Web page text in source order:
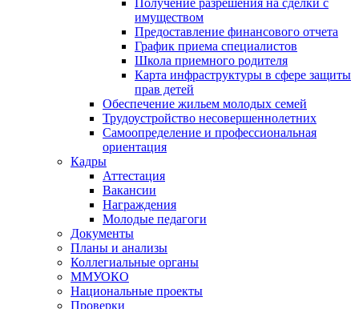
Получение разрешения на сделки с
имуществом
Предоставление финансового отчета
График приема специалистов
Школа приемного родителя
Карта инфраструктуры в сфере защиты
прав детей
Обеспечение жильем молодых семей
Трудоустройство несовершеннолетних
Самоопределение и профессиональная
ориентация
Кадры
Аттестация
Вакансии
Награждения
Молодые педагоги
Документы
Планы и анализы
Коллегиальные органы
ММУОКО
Национальные проекты
Проверки